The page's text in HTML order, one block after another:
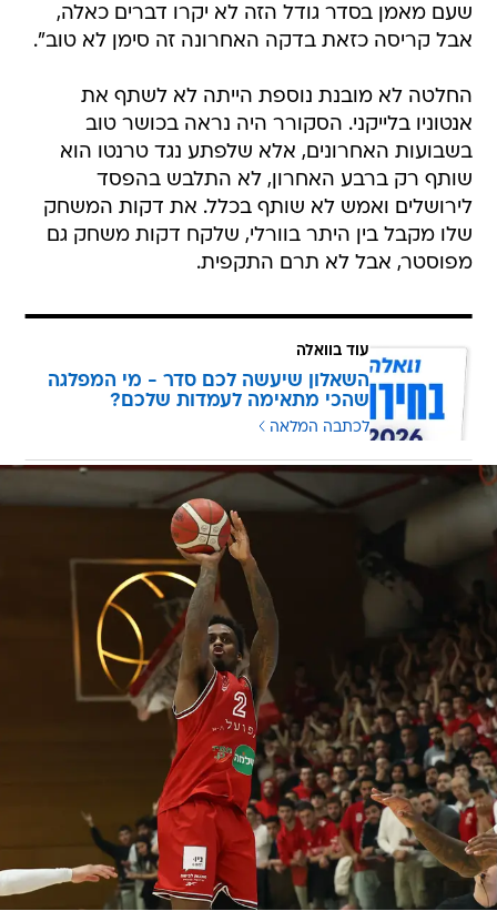
שעם מאמן בסדר גודל הזה לא יקרו דברים כאלה,
אבל קריסה כזאת בדקה האחרונה זה סימן לא טוב".
החלטה לא מובנת נוספת הייתה לא לשתף את
אנטוניו בלייקני. הסקורר היה נראה בכושר טוב
בשבועות האחרונים, אלא שלפתע נגד טרנטו הוא
שותף רק ברבע האחרון, לא התלבש בהפסד
לירושלים ואמש לא שותף בכלל. את דקות המשחק
שלו מקבל בין היתר בוורלי, שלקח דקות משחק גם
מפוסטר, אבל לא תרם התקפית.
עוד בוואלה
השאלון שיעשה לכם סדר - מי המפלגה
שהכי מתאימה לעמדות שלכם?
לכתבה המלאה